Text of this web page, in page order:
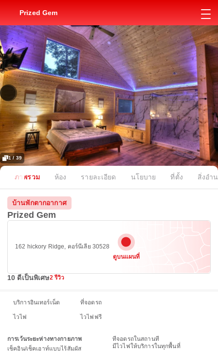
Prized Gem
1 / 39
ภาพรวม ห้อง รายละเอียด นโยบาย ที่ตั้ง สิ่งอำ
บ้านพักตากอากาศ
Prized Gem
162 hickory Ridge, คอร์นีเลีย 30528
ดูบนแผนที่
10 ดีเป็นพิเศษ2 รีวิว
บริการอินเทอร์เน็ต ที่จอดรถ
ไวไฟ ไวไฟฟรี
การเว้นระยะห่างทางกายภาพ
เช็คอิน/เช็คเอาท์แบบไร้สัมผัส
ที่จอดรถในสถานที่
มีไวไฟให้บริการในทุกพื้นที่